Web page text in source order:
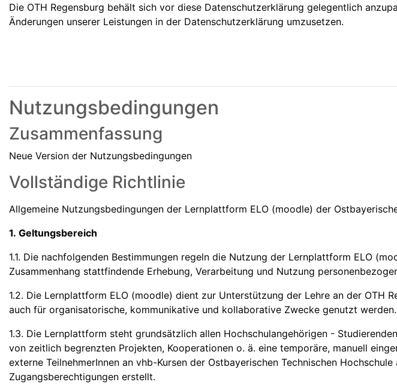
Die OTH Regensburg behält sich vor diese Datenschutzerklärung gelegentlich
Änderungen unserer Leistungen in der Datenschutzerklärung umzusetzen.
Nutzungsbedingungen
Zusammenfassung
Neue Version der Nutzungsbedingungen
Vollständige Richtlinie
Allgemeine Nutzungsbedingungen der Lernplattform ELO (moodle) der
1. Geltungsbereich
1.1. Die nachfolgenden Bestimmungen regeln die Nutzung der Lernplattform ELO
Zusammenhang stattfindende Erhebung, Verarbeitung und Nutzung
1.2. Die Lernplattform ELO (moodle) dient zur Unterstützung der Lehre an der OTH
auch für organisatorische, kommunikative und kollaborative Zwecke genutzt
1.3. Die Lernplattform steht grundsätzlich allen Hochschulangehörigen -
von zeitlich begrenzten Projekten, Kooperationen o. ä. eine temporäre, manuell
externe TeilnehmerInnen an vhb-Kursen der Ostbayerischen Technischen
Zugangsberechtigungen erstellt.